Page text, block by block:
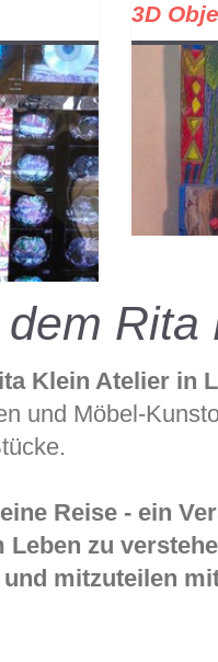
3D
Klein Atelier in
und Möbel-
Reise - ein
Leben zu
mitzuteilen